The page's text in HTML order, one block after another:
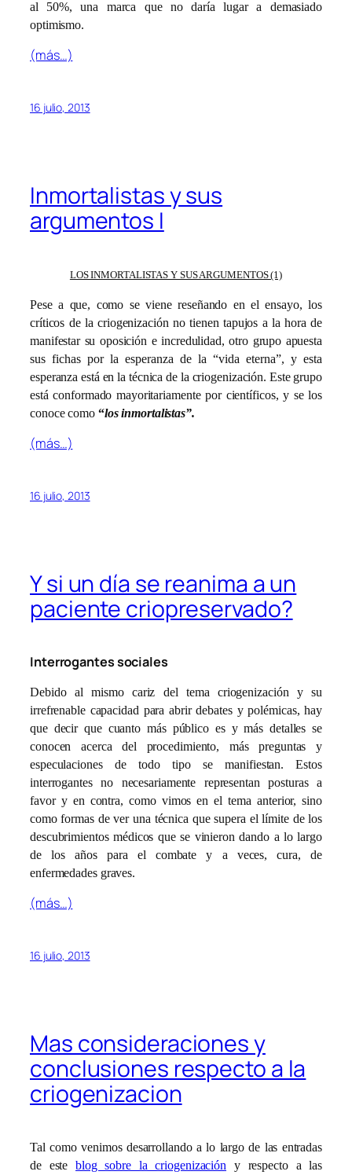
al 50%, una marca que no daría lugar a demasiado
optimismo.
(más…)
16 julio, 2013
Inmortalistas y sus
argumentos I
LOS INMORTALISTAS Y SUS ARGUMENTOS (1)
Pese a que, como se viene reseñando en el ensayo, los
críticos de la criogenización no tienen tapujos a la hora de
manifestar su oposición e incredulidad, otro grupo apuesta
sus fichas por la esperanza de la “vida eterna”, y esta
esperanza está en la técnica de la criogenización. Este grupo
está conformado mayoritariamente por científicos, y se los
conoce como “los inmortalistas”.
(más…)
16 julio, 2013
Y si un día se reanima a un
paciente criopreservado?
Interrogantes sociales
Debido al mismo cariz del tema criogenización y su
irrefrenable capacidad para abrir debates y polémicas, hay
que decir que cuanto más público es y más detalles se
conocen acerca del procedimiento, más preguntas y
especulaciones de todo tipo se manifiestan. Estos
interrogantes no necesariamente representan posturas a
favor y en contra, como vimos en el tema anterior, sino
como formas de ver una técnica que supera el límite de los
descubrimientos médicos que se vinieron dando a lo largo
de los años para el combate y a veces, cura, de
enfermedades graves.
(más…)
16 julio, 2013
Mas consideraciones y
conclusiones respecto a la
criogenizacion
Tal como venimos desarrollando a lo largo de las entradas
de esteblog sobre la criogenización y respecto a las